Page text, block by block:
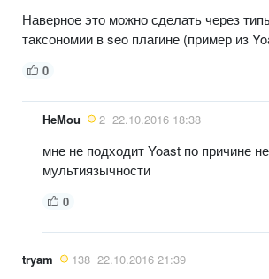
Наверное это можно сделать через
таксономии в seo плагине (пример из
0
HeMou 2 22.10.2016 18:38
мне не подходит Yoast по причине
мультиязычности
0
tryam 138 22.10.2016 21:39